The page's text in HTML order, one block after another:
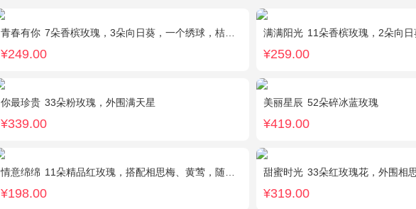
青春有你 7朵香槟玫瑰，3朵向日葵，一个绣球，桔梗、配花、配草搭配
¥249.00
满满阳光 11朵香槟玫瑰，2朵向日葵，1个蓝色
¥259.00
你最珍贵 33朵粉玫瑰，外围满天星
¥339.00
美丽星辰 52朵碎冰蓝玫瑰
¥419.00
情意绵绵 11朵精品红玫瑰，搭配相思梅、黄莺，随机赠送一对小熊。
¥198.00
甜蜜时光 33朵红玫瑰花，外围相思梅
¥319.00